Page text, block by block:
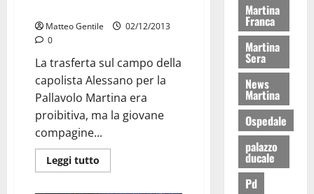
Matteo Gentile
02/12/2013
0
La trasferta sul campo della
capolista Alessano per la
Pallavolo Martina era
proibitiva, ma la giovane
compagine...
Leggi tutto
Martina
Franca
Martina
Sera
News
Martina
Ospedale
palazzo
ducale
Pd